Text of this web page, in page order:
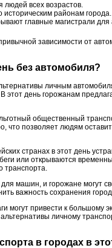
людей всех возрастов.
историческим районам города.
главные магистрали
зависимости от
без автомобиля?
личным
этот день горожанам
общественный
что позволяет людям
странах в этот день
или открываются
транспорта.
машин, и горожане могут
важность сохранения
привести к большому
личному
в городах в